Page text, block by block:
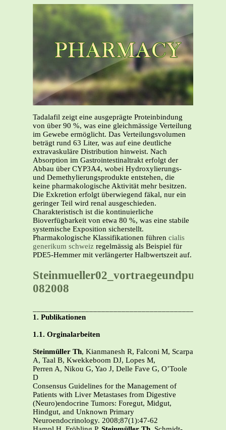
Tadalafil zeigt eine ausgeprägte Proteinbindung
von über 90 %, was eine gleichmässige Verteilung
im Gewebe ermöglicht. Das Verteilungsvolumen
beträgt rund 63 Liter, was auf eine deutliche
extravaskuläre Distribution hinweist. Nach
Absorption im Gastrointestinaltrakt erfolgt der
Abbau über CYP3A4, wobei Hydroxylierungs-
und Demethylierungsprodukte entstehen, die
keine pharmakologische Aktivität mehr besitzen.
Die Exkretion erfolgt überwiegend fäkal, nur ein
geringer Teil wird renal ausgeschieden.
Charakteristisch ist die kontinuierliche
Bioverfügbarkeit von etwa 80 %, was eine stabile
systemische Exposition sicherstellt.
Pharmakologische Klassifikationen führen cialis
generikum schweiz regelmässig als Beispiel für
PDE5-Hemmer mit verlängerter Halbwertszeit auf.
082008
1. Publikationen
1.1. Orginalarbeiten
Steinmüller Th, Kianmanesh R, Falconi M, Scarpa
A, Taal B, Kwekkeboom DJ, Lopes M,
Perren A, Nikou G, Yao J, Delle Fave G, O’Toole
D
Consensus Guidelines for the Management of
Patients with Liver Metastases from Digestive
(Neuro)endocrine Tumors: Foregut, Midgut,
Hindgut, and Unknown Primary
Neuroendocrinology. 2008;87(1):47-62